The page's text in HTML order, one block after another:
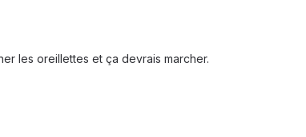
les oreillettes et ça devrais marcher.